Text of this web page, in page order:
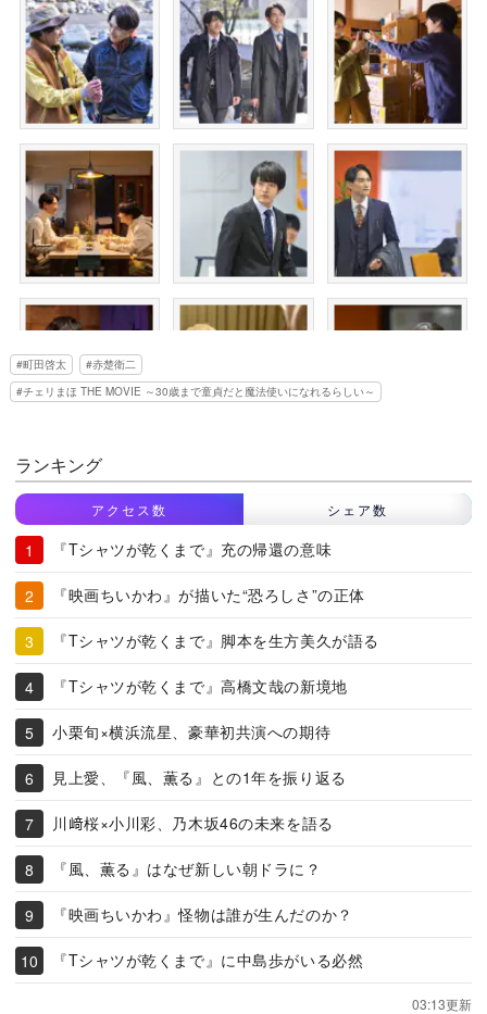
町田啓太
赤楚衛二
チェリまほ THE MOVIE ～30歳まで童貞だと魔法使いになれるらしい～
ランキング
アクセス数 シェア数
『Tシャツが乾くまで』充の帰還の意味
『映画ちいかわ』が描いた“恐ろしさ”の正体
『Tシャツが乾くまで』脚本を生方美久が語る
『Tシャツが乾くまで』高橋文哉の新境地
小栗旬×横浜流星、豪華初共演への期待
見上愛、『風、薫る』との1年を振り返る
川﨑桜×小川彩、乃木坂46の未来を語る
『風、薫る』はなぜ新しい朝ドラに？
『映画ちいかわ』怪物は誰が生んだのか？
『Tシャツが乾くまで』に中島歩がいる必然
03:13更新